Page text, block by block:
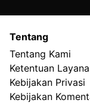
Tentang
Tentang Kami
Ketentuan
Kebijakan Privasi
Kebijakan